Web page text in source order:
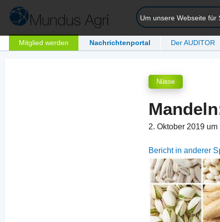
Mitglied werden Nachrichtenportal Der AUDITOR
Um unsere Webseite für
Nüsse
2. Oktober 2019 um
Bericht in anderer